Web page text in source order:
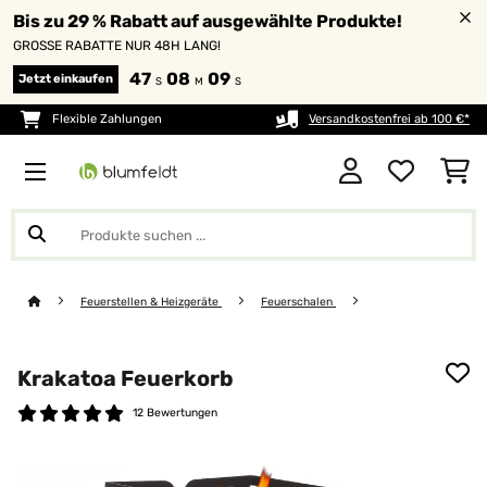
Bis zu 29 % Rabatt auf ausgewählte Produkte!
GROSSE RABATTE NUR 48H LANG!
Jetzt einkaufen 47 S 08 M 09 S
Flexible Zahlungen Versandkostenfrei ab 100 €*
Feuerstellen & Heizgeräte Feuerschalen
Krakatoa Feuerkorb
12 Bewertungen